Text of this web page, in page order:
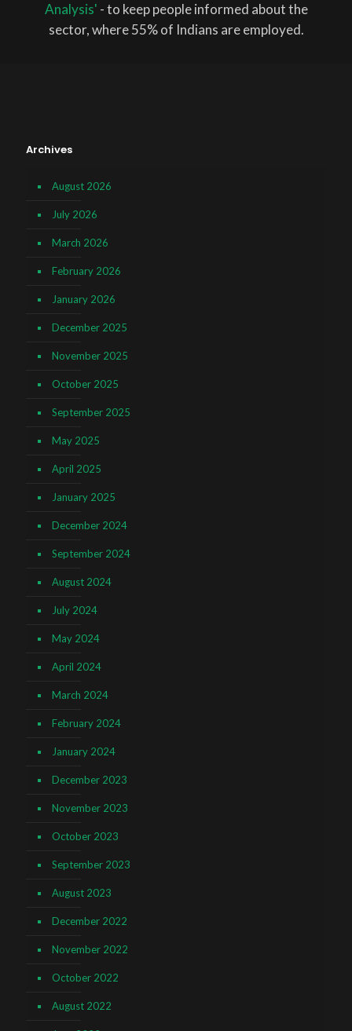
Analysis' - to keep people informed about the
sector, where 55% of Indians are employed.
Archives
August 2026
July 2026
March 2026
February 2026
January 2026
December 2025
November 2025
October 2025
September 2025
May 2025
April 2025
January 2025
December 2024
September 2024
August 2024
July 2024
May 2024
April 2024
March 2024
February 2024
January 2024
December 2023
November 2023
October 2023
September 2023
August 2023
December 2022
November 2022
October 2022
August 2022